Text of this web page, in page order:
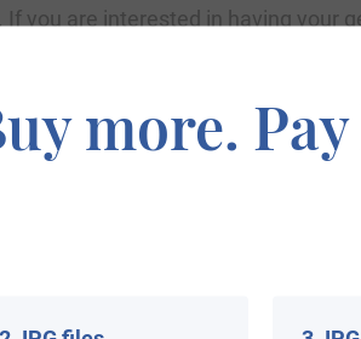
you are interested in having your
about your ancestors, where they
Coat of Arms
more. Pay